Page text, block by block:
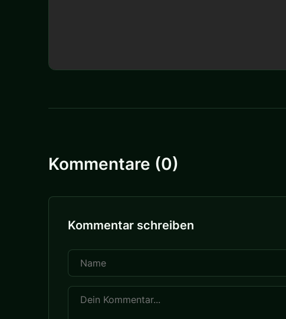
Kommentare (0)
Kommentar schreiben